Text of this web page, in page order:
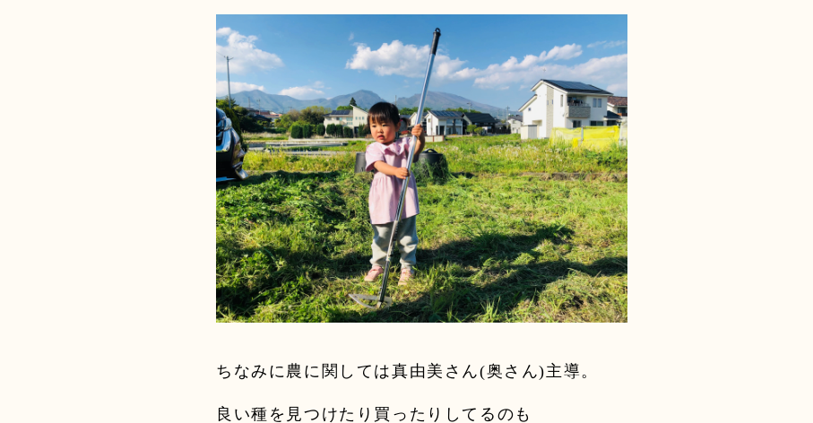
ちなみに農に関しては真由美さん(奥さん)主導。
良い種を見つけたり買ったりしてるのも